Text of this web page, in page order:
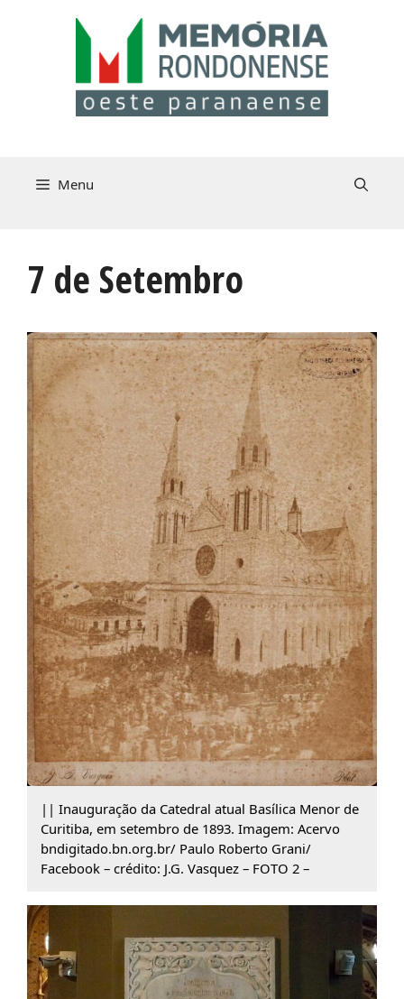
Menu
7 de Setembro
|| Inauguração da Catedral atual Basílica Menor de
Curitiba, em setembro de 1893. Imagem: Acervo
bndigitado.bn.org.br/ Paulo Roberto Grani/
Facebook – crédito: J.G. Vasquez – FOTO 2 –